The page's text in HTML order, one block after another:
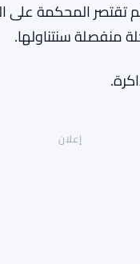
تقتصر المحكمة على
منفصلة سنتناولها.
إعلان